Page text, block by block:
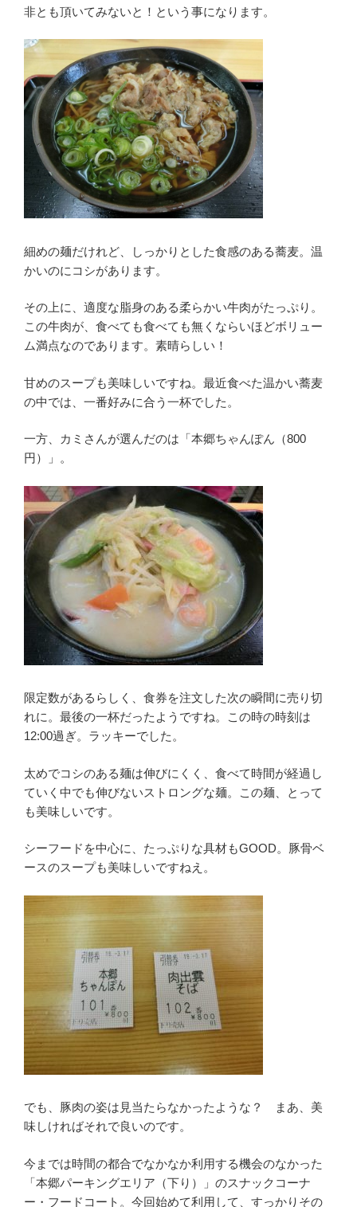
非とも頂いてみないと！という事になります。
細めの麺だけれど、しっかりとした食感のある蕎麦。温
かいのにコシがあります。
その上に、適度な脂身のある柔らかい牛肉がたっぷり。
この牛肉が、食べても食べても無くならいほどボリュー
ム満点なのであります。素晴らしい！
甘めのスープも美味しいですね。最近食べた温かい蕎麦
の中では、一番好みに合う一杯でした。
一方、カミさんが選んだのは「本郷ちゃんぽん（800
円）」。
限定数があるらしく、食券を注文した次の瞬間に売り切
れに。最後の一杯だったようですね。この時の時刻は
12:00過ぎ。ラッキーでした。
太めでコシのある麺は伸びにくく、食べて時間が経過し
ていく中でも伸びないストロングな麺。この麺、とって
も美味しいです。
シーフードを中心に、たっぷりな具材もGOOD。豚骨ベ
ースのスープも美味しいですねえ。
でも、豚肉の姿は見当たらなかったような？ まあ、美
味しければそれで良いのです。
今までは時間の都合でなかなか利用する機会のなかった
「本郷パーキングエリア（下り）」のスナックコーナ
ー・フードコート。今回始めて利用して、すっかりその